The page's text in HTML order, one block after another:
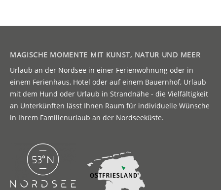
MAGISCHE MOMENTE MIT KUNST, NATUR UND MEER
Urlaub an der Nordsee in einer Ferienwohnung oder in
einem Ferienhaus, Hotel oder auf einem Bauernhof, Urlaub
mit dem Hund oder Urlaub in Strandnähe - die Vielfältigkeit
an Unterkünften lässt Ihnen Raum für individuelle Wünsche
in Ihrem Familienurlaub an der Nordseeküste.